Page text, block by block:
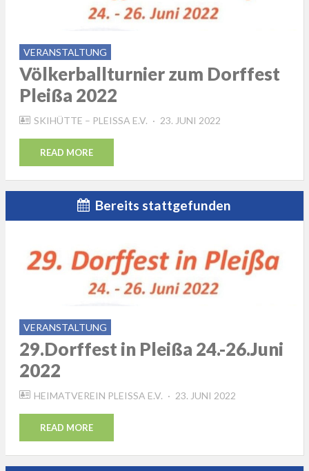
VERANSTALTUNG
Völkerballturnier zum Dorffest
Pleißa 2022
SKIHÜTTE – PLEISSA E.V.
POSTED
23. JUNI 2022
READ MORE
Bereits stattgefunden
VERANSTALTUNG
29.Dorffest in Pleißa 24.-26.Juni
2022
HEIMATVEREIN PLEISSA E.V.
POSTED
23. JUNI 2022
READ MORE